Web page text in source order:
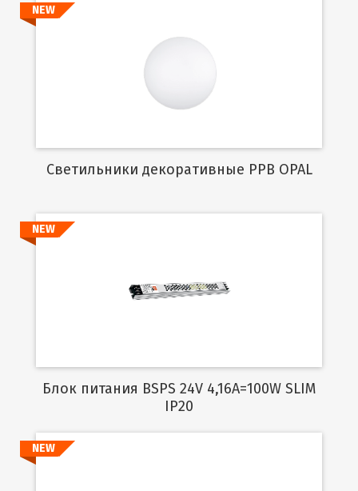
NEW
Cветильники декоративные PPB OPAL
Подробнее
NEW
Блок питания BSPS 24V 4,16A=100W SLIM
IP20
NEW